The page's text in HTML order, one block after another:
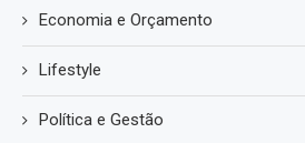
Economia e Orçamento
Lifestyle
Política e Gestão